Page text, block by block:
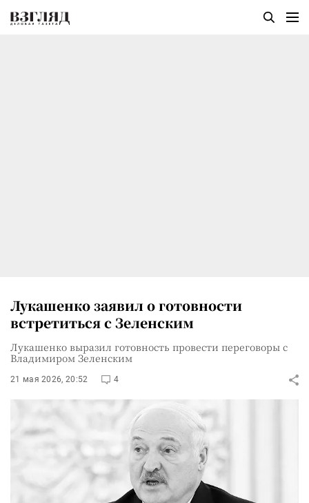
Лукашенко заявил о готовности
встретиться с Зеленским
Лукашенко выразил готовность провести переговоры с
Владимиром Зеленским
21 мая 2026, 20:52 4